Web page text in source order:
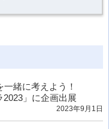
一緒に考えよう！
」に企画出展
2023年9月1日